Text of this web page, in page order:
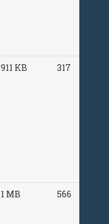
911 KB 317
1 MB 566